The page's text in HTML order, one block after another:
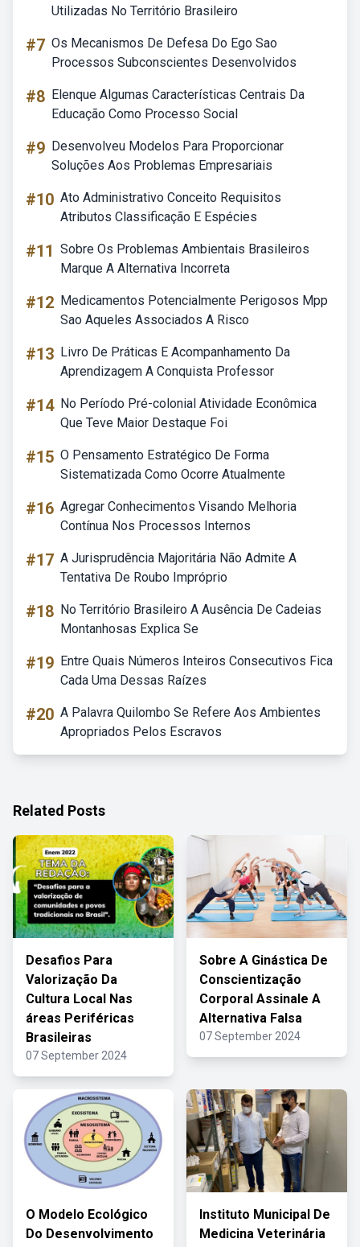
Utilizadas No Território Brasileiro
#7 Os Mecanismos De Defesa Do Ego Sao
Processos Subconscientes Desenvolvidos
#8 Elenque Algumas Características Centrais Da
Educação Como Processo Social
#9 Desenvolveu Modelos Para Proporcionar
Soluções Aos Problemas Empresariais
#10 Ato Administrativo Conceito Requisitos
Atributos Classificação E Espécies
#11 Sobre Os Problemas Ambientais Brasileiros
Marque A Alternativa Incorreta
#12 Medicamentos Potencialmente Perigosos Mpp
Sao Aqueles Associados A Risco
#13 Livro De Práticas E Acompanhamento Da
Aprendizagem A Conquista Professor
#14 No Período Pré-colonial Atividade Econômica
Que Teve Maior Destaque Foi
#15 O Pensamento Estratégico De Forma
Sistematizada Como Ocorre Atualmente
#16 Agregar Conhecimentos Visando Melhoria
Contínua Nos Processos Internos
#17 A Jurisprudência Majoritária Não Admite A
Tentativa De Roubo Impróprio
#18 No Território Brasileiro A Ausência De Cadeias
Montanhosas Explica Se
#19 Entre Quais Números Inteiros Consecutivos Fica
Cada Uma Dessas Raízes
#20 A Palavra Quilombo Se Refere Aos Ambientes
Apropriados Pelos Escravos
Related Posts
Desafios Para
Valorização Da
Cultura Local Nas
áreas Periféricas
Brasileiras
07 September 2024
Sobre A Ginástica De
Conscientização
Corporal Assinale A
Alternativa Falsa
07 September 2024
O Modelo Ecológico
Do Desenvolvimento
Instituto Municipal De
Medicina Veterinária